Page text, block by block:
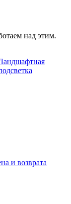
над этим.
и возврата